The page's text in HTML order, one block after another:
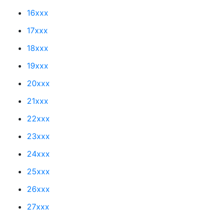
16xxx
17xxx
18xxx
19xxx
20xxx
21xxx
22xxx
23xxx
24xxx
25xxx
26xxx
27xxx